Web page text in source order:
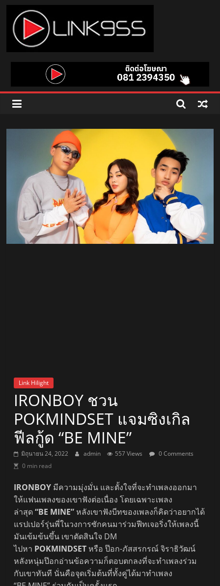
Skip
content
Link
95.5
คลื่น
เพลง
สุด
คูล
สถานี
FM
ลพบุรี
Link Hilight
IRONBOY ชวน
POKMINDSET แจมซิงเกิล
ฟีลกู้ด “BE MINE”
มิถุนายน 24, 2022 admin 557 Views
0 Comments
0 min read
IRONBOY มีความมุ่งมั่น และตั้งใจที่จะทำเพลงออกมา
ให้แฟนเพลงของเขาฟังต่อเนื่อง โดยเฉพาะเพลง
ล่าสุด“BE MINE” หลังเขาฟังบีทของเพลงก็คิดว่าอยากได้
แรปเปอร์รุ่นพี่ในวงการซักคนมาร่วมฟีทเจอริ่งให้เพลงนี้
มันเข้มข้นขึ้น เขาตัดสินใจ DM
ไปหา POKMINDSET หรือ ป๊อก-ภัสสรกรณ์ จิราธิวัฒน์
หลังหนุ่มป๊อกอ่านข้อความก็ตอบตกลงที่จะทำเพลงร่วม
กับเขาทันที นั่นคือจุดเริ่มต้นที่ทั้งคู่ได้มาทำเพลง